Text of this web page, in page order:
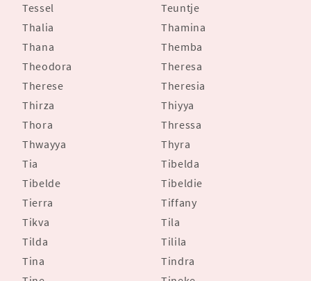
Tessel
Teuntje
Thalia
Thamina
Thana
Themba
Theodora
Theresa
Therese
Theresia
Thirza
Thiyya
Thora
Thressa
Thwayya
Thyra
Tia
Tibelda
Tibelde
Tibeldie
Tierra
Tiffany
Tikva
Tila
Tilda
Tilila
Tina
Tindra